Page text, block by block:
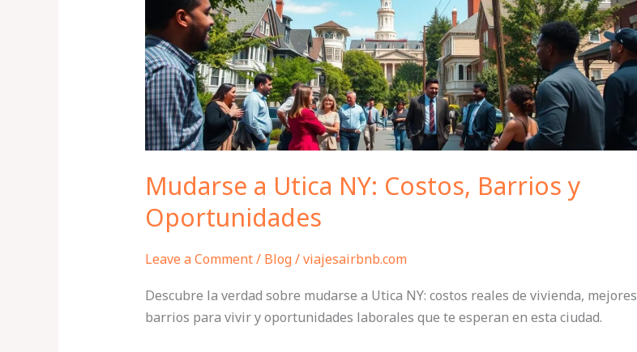
Mudarse a Utica NY: Costos, Barrios y
Oportunidades
Leave a Comment/ Blog/viajesairbnb.com
Descubre la verdad sobre mudarse a Utica NY: costos reales de vivienda, mejores
barrios para vivir y oportunidades laborales que te esperan en esta ciudad.
Oportunidades